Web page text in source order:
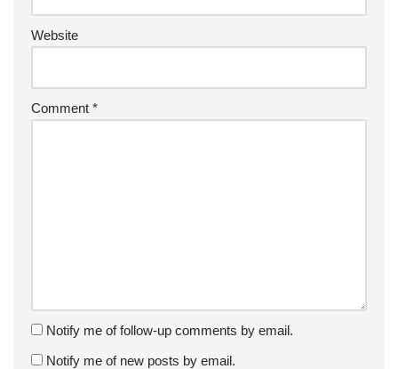
Website
Comment *
Notify me of follow-up comments by email.
Notify me of new posts by email.